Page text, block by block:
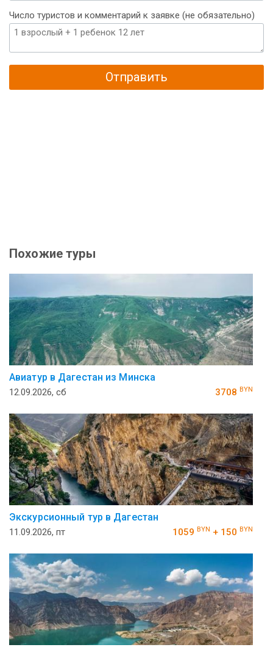
Число туристов и комментарий к заявке (не обязательно)
Отправить
Похожие туры
Авиатур в Дагестан из Минска
12.09.2026, сб 3708 BYN
Экскурсионный тур в Дагестан
11.09.2026, пт 1059 BYN + 150 BYN